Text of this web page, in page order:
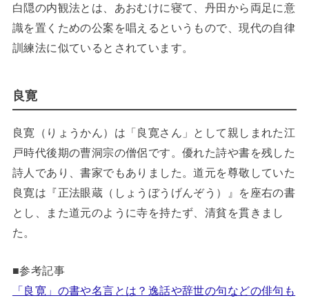
白隠の内観法とは、あおむけに寝て、丹田から両足に意
識を置くための公案を唱えるというもので、現代の自律
訓練法に似ているとされています。
良寛
良寛（りょうかん）は「良寛さん」として親しまれた江
戸時代後期の曹洞宗の僧侶です。優れた詩や書を残した
詩人であり、書家でもありました。道元を尊敬していた
良寛は『正法眼蔵（しょうぼうげんぞう）』を座右の書
とし、また道元のように寺を持たず、清貧を貫きまし
た。
■参考記事
「良寛」の書や名言とは？逸話や辞世の句などの俳句も